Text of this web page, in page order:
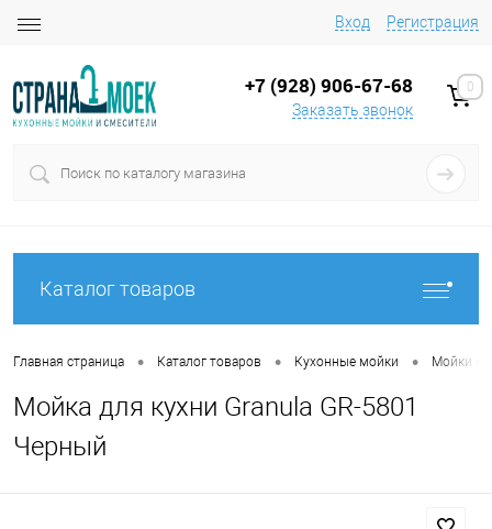
Вход Регистрация
+7 (928) 906-67-68
Заказать звонок
0
Каталог товаров
Главная страница • Каталог товаров • Кухонные мойки • Мойки на
Мойка для кухни Granula GR-5801
Черный